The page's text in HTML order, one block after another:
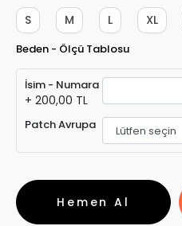
XL
L
M
S
Beden - Ölçü Tablosu
İsim - Numara
+ 200,00 TL
Patch Avrupa
Hemen Al